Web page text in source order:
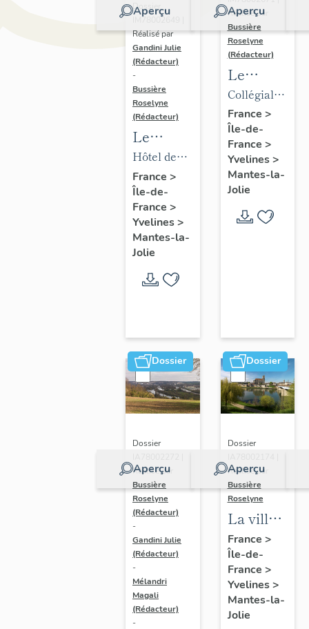
Aperçu
Dossier
IM78002649 |
Réalisé par
Gandini Julie
(Rédacteur)
-
Bussière
Roselyne
(Rédacteur)
Le
mobilier
de l'hôtel
de ville
Hôtel de
ville
France >
Île-de-
France >
Yvelines>
Mantes-la-
Jolie
Aperçu
Réalisé par
Bussière
Roselyne
(Rédacteur)
Le
mobilier
de la
collégiale
Collégiale
Notre-
Dame
France >
Île-de-
France >
Yvelines>
Mantes-la-
Jolie
Dossier
Aperçu
Dossier
Réalisé par
Bussière
Roselyne
(Rédacteur)
-
Gandini Julie
(Rédacteur)
-
Mélandri
Magali
(Rédacteur)
-
Dossier
Aperçu
Dossier
Réalisé par
Bussière
Roselyne
La ville
de
Mantes-
la-Jolie
France >
Île-de-
France >
Yvelines>
Mantes-la-
Jolie